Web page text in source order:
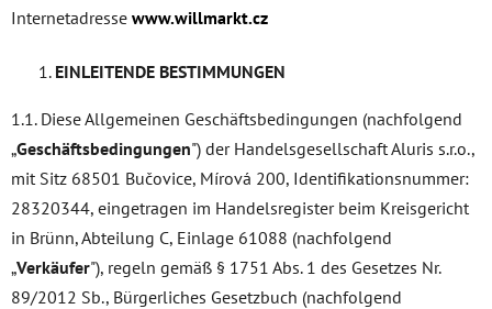
Internetadresse www.willmarkt.cz
EINLEITENDE BESTIMMUNGEN
1.1. Diese Allgemeinen Geschäftsbedingungen (nachfolgend
„Geschäftsbedingungen") der Handelsgesellschaft Aluris s.r.o.,
mit Sitz 68501 Bučovice, Mírová 200, Identifikationsnummer:
28320344, eingetragen im Handelsregister beim Kreisgericht
in Brünn, Abteilung C, Einlage 61088 (nachfolgend
„Verkäufer"), regeln gemäß § 1751 Abs. 1 des Gesetzes Nr.
89/2012 Sb., Bürgerliches Gesetzbuch (nachfolgend